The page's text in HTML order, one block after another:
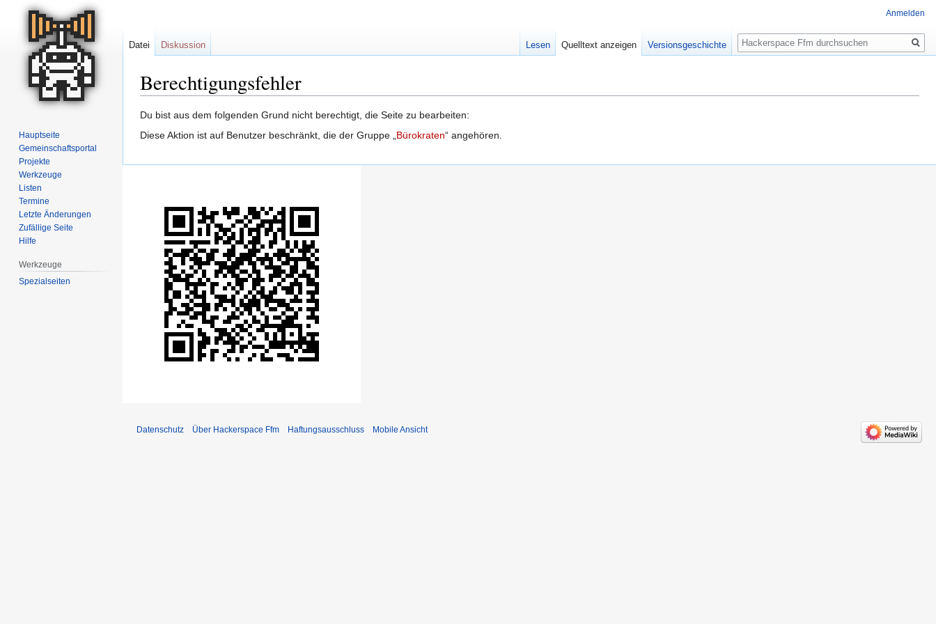
Berechtigungsfehler
Zur
Navigation
Zur
Suche
Du bist aus dem folgenden Grund nicht berechtigt, die Seite zu bearbeiten:
Diese Aktion ist auf Benutzer beschränkt, die der Gruppe „Bürokraten“ angehören.
Anmelden
Datei Diskussion Lesen Quelltext anzeigen Versionsgeschichte
Suche
Hauptseite
Gemeinschafts­portal
Projekte
Werkzeuge
Listen
Termine
Letzte Änderungen
Zufällige Seite
Hilfe
Werkzeuge
Spezialseiten
Datenschutz Über Hackerspace Ffm Haftungsausschluss Mobile Ansicht